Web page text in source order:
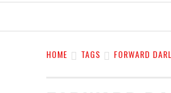
HOME TAGS FORWARD